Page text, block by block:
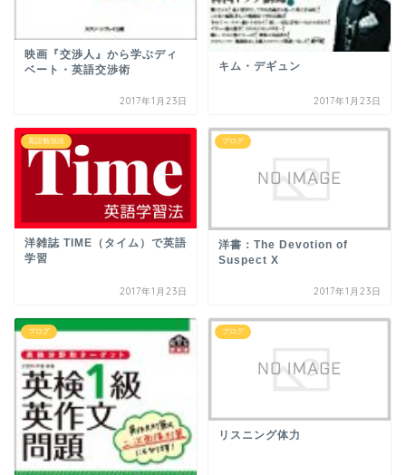
映画『交渉人』から学ぶディ
ベート・英語交渉術
2017年1月23日
キム・デギュン
2017年1月23日
英語勉強法
洋雑誌 TIME（タイム）で英語
学習
2017年1月23日
ブログ
洋書：The Devotion of
Suspect X
2017年1月23日
ブログ ブログ
リスニング体力